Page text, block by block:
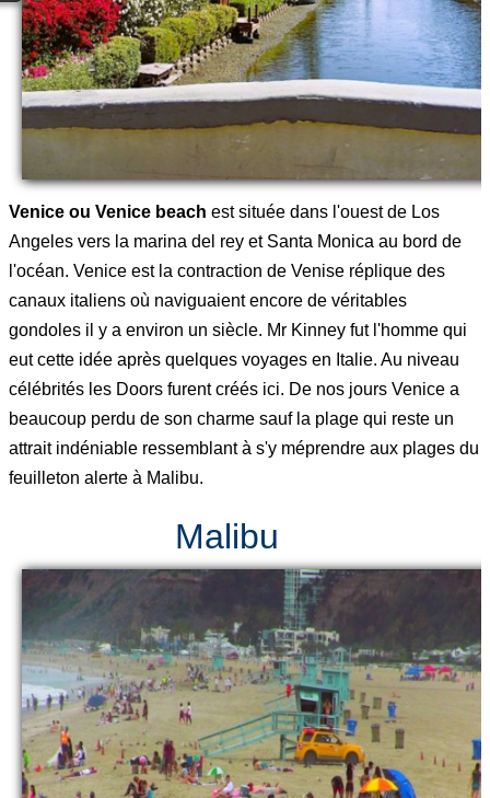
Venice ou Venice beach est située dans l'ouest de Los
Angeles vers la marina del rey et Santa Monica au bord de
l'océan. Venice est la contraction de Venise réplique des
canaux italiens où naviguaient encore de véritables
gondoles il y a environ un siècle. Mr Kinney fut l'homme qui
eut cette idée après quelques voyages en Italie. Au niveau
célébrités les Doors furent créés ici. De nos jours Venice a
beaucoup perdu de son charme sauf la plage qui reste un
attrait indéniable ressemblant à s'y méprendre aux plages du
feuilleton alerte à Malibu.
Malibu